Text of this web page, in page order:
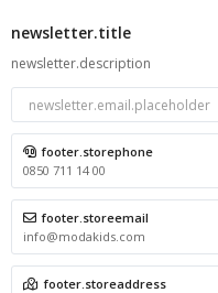
newsletter.title
newsletter.description
footer.storephone
0850 711 14 00
footer.storeemail
info@modakids.com
footer.storeaddress